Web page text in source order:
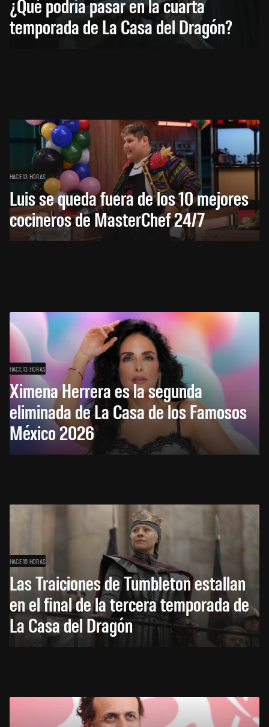
¿Qué podría pasar en la cuarta
temporada de La Casa del Dragón?
HACE 13 HORAS
Luis se queda fuera de los 10 mejores
cocineros de MasterChef 24/7
HACE 13 HORAS
Ximena Herrera es la segunda
eliminada de La Casa de los Famosos
México 2026
HACE 16 HORAS
Las Traiciones de Tumbleton estallan
en el final de la tercera temporada de
La Casa del Dragón